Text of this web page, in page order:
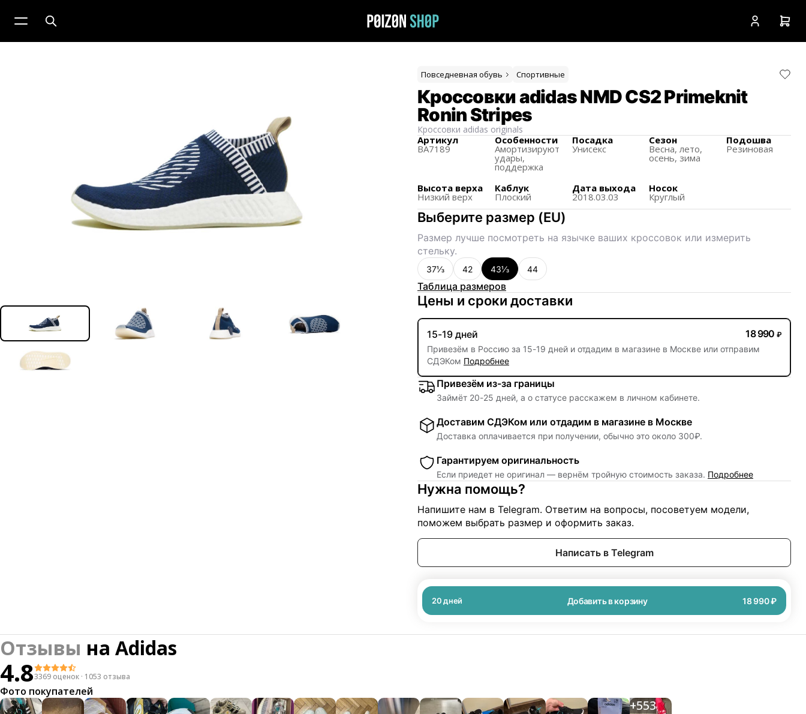
Повседневная обувь Спортивные
Кроссовки adidas NMD CS2 Primeknit
Ronin Stripes
Кроссовки adidas originals
Артикул
BA7189
Особенности
Амортизируют
удары,
поддержка
Посадка
Унисекс
Сезон
Весна, лето,
осень, зима
Подошва
Резиновая
Высота верха
Низкий верх
Каблук
Плоский
Дата выхода
2018.03.03
Носок
Круглый
Выберите размер (EU)
Размер лучше посмотреть на язычке ваших кроссовок или измерить
стельку.
37⅓ 42 43⅓ 44
Таблица размеров
Цены и сроки доставки
15-19 дней 18 990 ₽
Привезём в Россию за 15-19 дней и отдадим в магазине в Москве или отправим
СДЭКом Подробнее
Привезём из-за границы
Займёт 20-25 дней, а о статусе расскажем в личном кабинете.
Доставим СДЭКом или отдадим в магазине в Москве
Доставка оплачивается при получении, обычно это около 300₽.
Гарантируем оригинальность
Если приедет не оригинал — вернём тройную стоимость заказа. Подробнее
Нужна помощь?
Напишите нам в Telegram. Ответим на вопросы, посоветуем модели,
поможем выбрать размер и оформить заказ.
Написать в Telegram
20дней Добавить в корзину 18 990 ₽
Отзывы на Adidas
4.83369 оценок · 1053 отзыва
Фото покупателей
+553